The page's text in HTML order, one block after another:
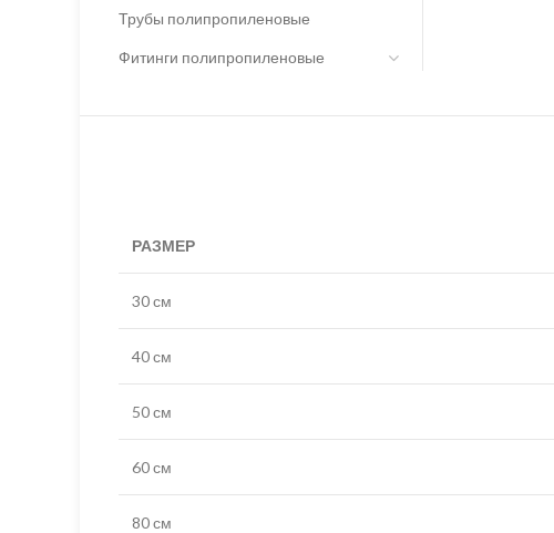
Трубы полипропиленовые
Фитинги полипропиленовые
РАЗМЕР
30 см
40 см
50 см
60 см
80 см